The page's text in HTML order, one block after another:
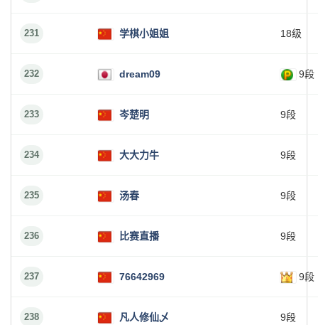
231 学棋小姐姐 18级
232 dream09 9段
233 岑楚明 9段
234 大大力牛 9段
235 汤春 9段
236 比赛直播 9段
237 76642969 9段
238 凡人修仙乄 9段